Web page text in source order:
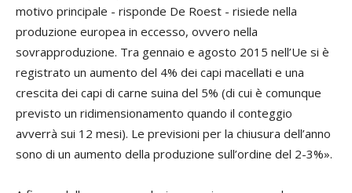
motivo principale - risponde De Roest - risiede nella
produzione europea in eccesso, ovvero nella
sovrapproduzione. Tra gennaio e agosto 2015 nell’Ue si è
registrato un aumento del 4% dei capi macellati e una
crescita dei capi di carne suina del 5% (di cui è comunque
previsto un ridimensionamento quando il conteggio
avverrà sui 12 mesi). Le previsioni per la chiusura dell’anno
sono di un aumento della produzione sull’ordine del 2-3%».